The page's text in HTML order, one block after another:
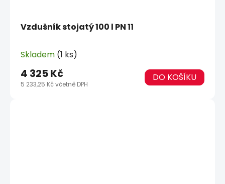
Vzdušník stojatý 100 l PN 11
Skladem (1 ks)
5 233,25 Kč včetně DPH
4 325 Kč DO KOŠÍKU